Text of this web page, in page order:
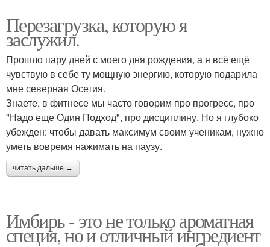
Перезагрузка, которую я
заслужил.
Прошло пару дней с моего дня рождения, а я всё ещё
чувствую в себе ту мощную энергию, которую подарила
мне северная Осетия.
Знаете, в фитнесе мы часто говорим про прогресс, про
"Надо еще Один Подход", про дисциплину. Но я глубоко
убежден: чтобы давать максимум своим ученикам, нужно
уметь вовремя нажимать на паузу.
читать дальше →
Имбирь - это не только ароматная
специя, но и отличный ингредиент